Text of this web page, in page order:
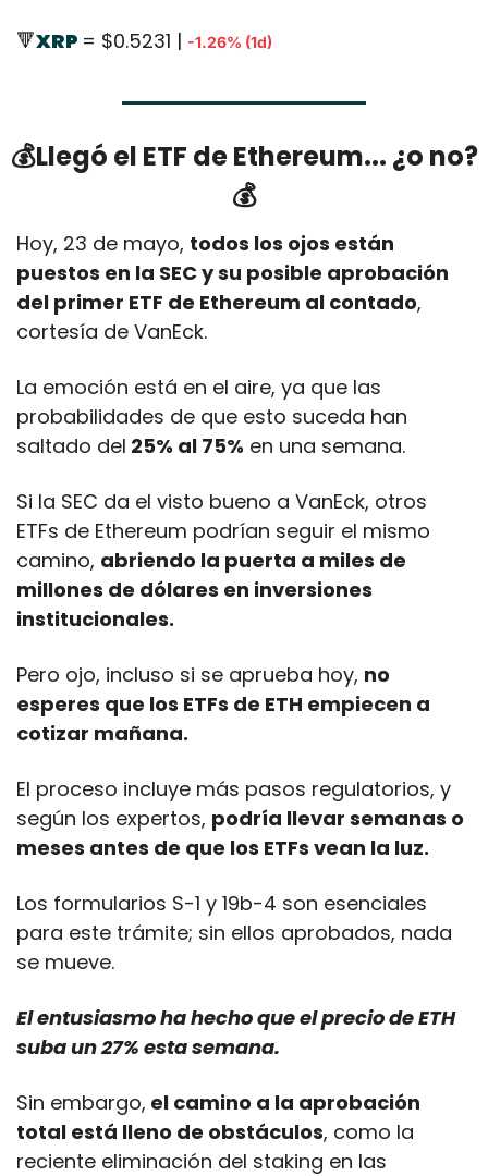
🔻XRP = $0.5231 | -1.26% (1d)
💰Llegó el ETF de Ethereum... ¿o no?
💰
Hoy, 23 de mayo, todos los ojos están
puestos en la SEC y su posible aprobación
del primer ETF de Ethereum al contado,
cortesía de VanEck.
La emoción está en el aire, ya que las
probabilidades de que esto suceda han
saltado del 25% al 75% en una semana.
Si la SEC da el visto bueno a VanEck, otros
ETFs de Ethereum podrían seguir el mismo
camino, abriendo la puerta a miles de
millones de dólares en inversiones
institucionales.
Pero ojo, incluso si se aprueba hoy, no
esperes que los ETFs de ETH empiecen a
cotizar mañana.
El proceso incluye más pasos regulatorios, y
según los expertos, podría llevar semanas o
meses antes de que los ETFs vean la luz.
Los formularios S-1 y 19b-4 son esenciales
para este trámite; sin ellos aprobados, nada
se mueve.
El entusiasmo ha hecho que el precio de ETH
suba un 27% esta semana.
Sin embargo, el camino a la aprobación
total está lleno de obstáculos, como la
reciente eliminación del staking en las